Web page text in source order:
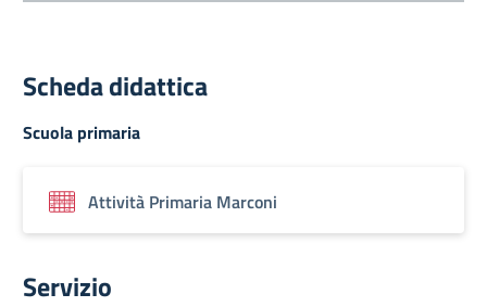
Scheda didattica
Scuola primaria
Attività Primaria Marconi
Servizio